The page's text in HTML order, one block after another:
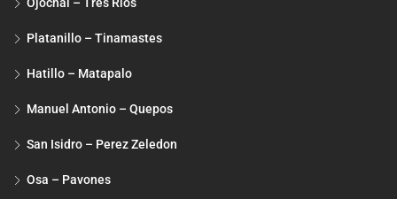
Platanillo – Tinamastes
Hatillo – Matapalo
Manuel Antonio – Quepos
San Isidro – Perez Zeledon
Osa – Pavones